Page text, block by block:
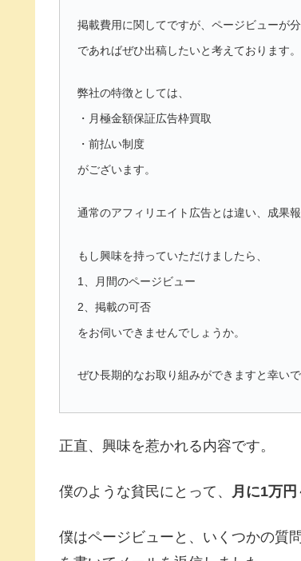
掲載費用に関してですが、ページビューが
であればぜひ出稿したいと考えております。
弊社の特徴としては、
・月極金額保証広告枠買取
・前払い制度
がございます。
通常のアフィリエイト広告とは違い、成果
もし興味を持っていただけましたら、
1、月間のページビュー
2、掲載の可否
をお伺いできませんでしょうか。
ぜひ長期的なお取り組みができますと幸い
正直、興味を惹かれる内容です。
僕のような貧民にとって、 月に1万円
僕はページビューと、いくつかの質